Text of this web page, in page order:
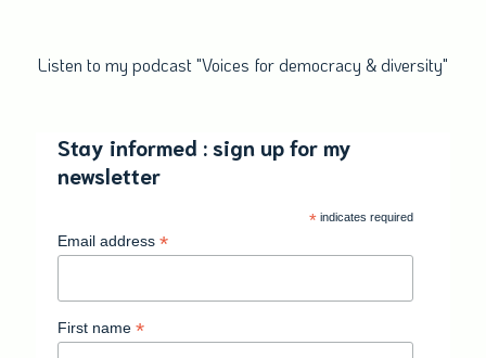
Listen to my podcast "Voices for democracy & diversity"
Stay informed : sign up for my
newsletter
* indicates required
Email address *
First name *